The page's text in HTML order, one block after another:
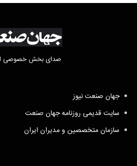
صدای بخش خصوصی
جهان صنعت نیوز
سایت قدیمی روزنامه جهان صنعت
سازمان متخصصین و مدیران ایران